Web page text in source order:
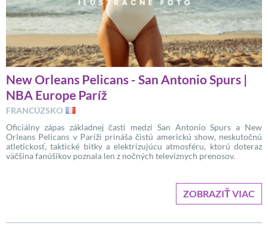
New Orleans Pelicans - San Antonio Spurs |
NBA Europe Paríž
FRANCÚZSKO
Oficiálny zápas základnej časti medzi San Antonio Spurs a New
Orleans Pelicans v Paríži prináša čistú americkú show, neskutočnú
atletickosť, taktické bitky a elektrizujúcu atmosféru, ktorú doteraz
väčšina fanúšikov poznala len z nočných televíznych prenosov.
ZOBRAZIŤ VIAC